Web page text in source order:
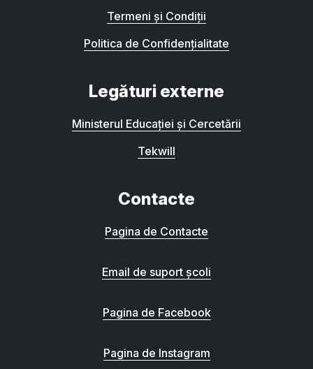
Termeni și Condiții
Politica de Confidențialitate
Legături externe
Ministerul Educației și Cercetării
Tekwill
Contacte
Pagina de Contacte
Email de suport școli
Pagina de Facebook
Pagina de Instagram